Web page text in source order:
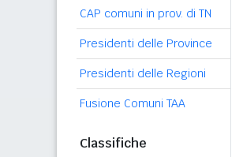
CAP comuni in prov. di TN
Presidenti delle Province
Presidenti delle Regioni
Fusione Comuni TAA
Classifiche